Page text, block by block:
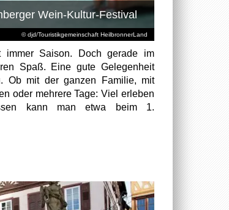
© djd/Touristikgemeinschaft HeilbronnerLand
Wein-Kultur-Festival
immer Saison. Doch gerade im
Spaß. Eine gute Gelegenheit
Ob mit der ganzen Familie, mit
oder mehrere Tage: Viel erleben
kann man etwa beim 1.